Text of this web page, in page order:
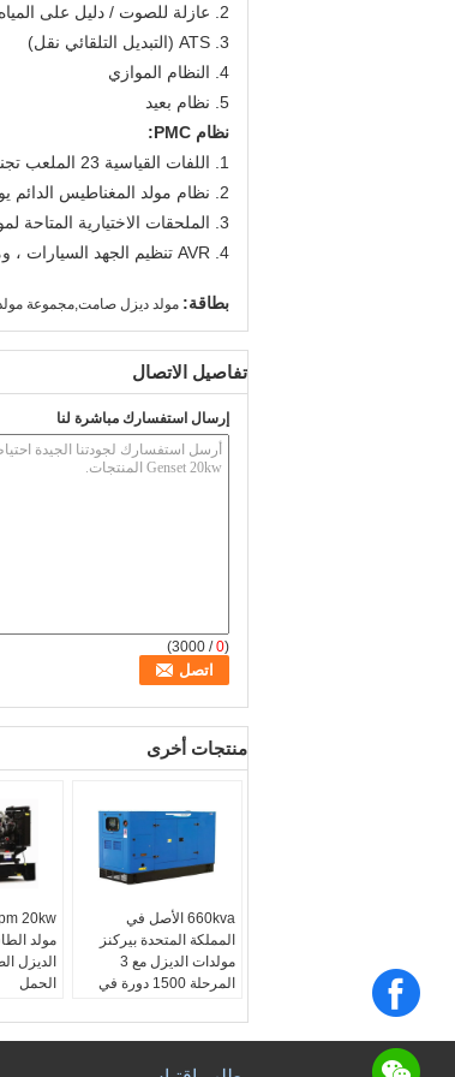
2. عازلة للصوت / دليل على المياه
3. ATS (التبديل التلقائي نقل)
4. النظام الموازي
5. نظام بعيد
نظام PMC:
1. اللفات القياسية 23 الملعب تجنب التيار المحايد المفرط
2. نظام مولد المغناطيس الدائم يوفر الإثارة المستمرة في جميع الظروف
3. الملحقات الاختيارية المتاحة لموازنة سهلة مع التيار الكهربائي أو مولدات أخرى
4. AVR تنظيم الجهد السيارات ، ومثير السيارات ، والتكيف التلقائي
بطاقة: مولد ديزل صامت,مجموعة
تفاصيل الاتصال
إرسال استفسارك مباشرة لنا
(
0
/ 3000)
منتجات أخرى
مولد
الديزل
الحمل
مولد
660kva الأصل في
المملكة المتحدة بيركنز
مولدات الديزل مع 3
المرحلة 1500 دورة في
ابدأ السيارات